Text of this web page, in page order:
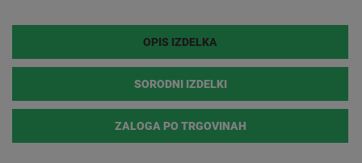
OPIS IZDELKA
SORODNI IZDELKI
ZALOGA PO TRGOVINAH